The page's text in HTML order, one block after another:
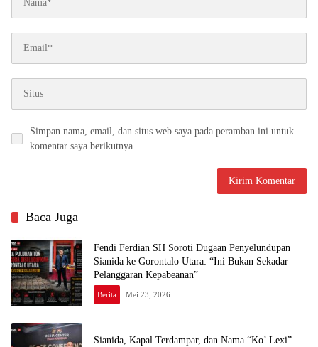
Simpan nama, email, dan situs web saya pada peramban ini untuk
komentar saya berikutnya.
Baca Juga
Fendi Ferdian SH Soroti Dugaan Penyelundupan
Sianida ke Gorontalo Utara: “Ini Bukan Sekadar
Pelanggaran Kepabeanan”
Berita Mei 23, 2026
Sianida, Kapal Terdampar, dan Nama “Ko’ Lexi”